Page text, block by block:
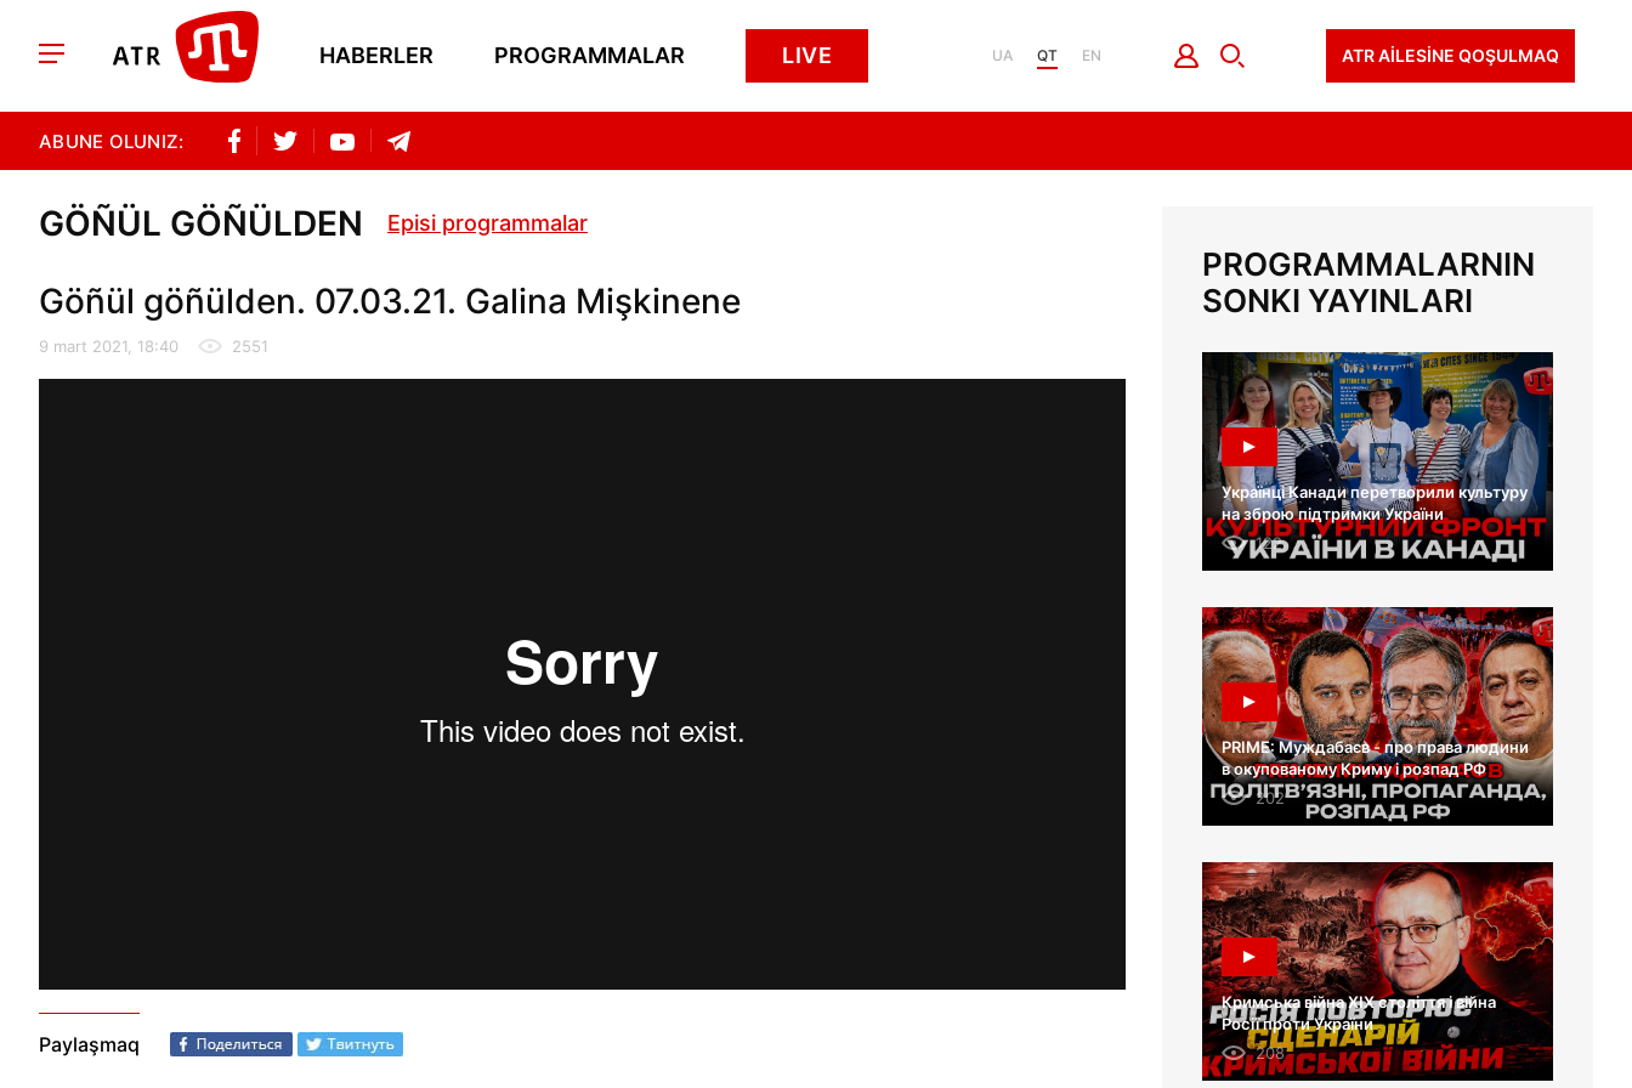
HABERLER PROGRAMMALAR LIVE UA QT EN ATR AİLESİNE QOŞULMAQ
ABUNE OLUNIZ:
GÖÑÜL GÖÑÜLDEN Episi programmalar
Göñül göñülden. 07.03.21. Galina Mişkinene
9 mart 2021, 18:40 2551
Paylaşmaq
PROGRAMMALARNIN
SONKI YAYINLARI
Українці Канади перетворили культуру
на зброю підтримки України
122
PRIME: Муждабаєв - про права людини
в окупованому Криму і розпад РФ
202
Кримська війна XIX століття і війна
Росії проти України
208